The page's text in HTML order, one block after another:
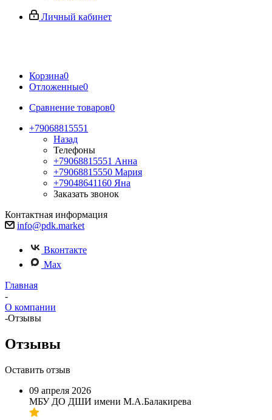
Личный кабинет
Корзина0
Отложенные0
Сравнение товаров0
+79068815551
Назад
Телефоны
+79068815551 Анна
+79068815550 Мария
+79048641160 Яна
Заказать звонок
Контактная информация
info@pdk.market
Вконтакте
Max
Главная
-
О компании
-Отзывы
Отзывы
Оставить отзыв
09 апреля 2026
МБУ ДО ДШИ имени М.А.Балакирева